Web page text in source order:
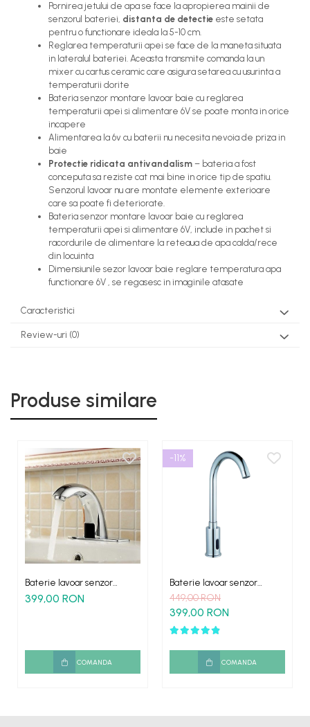
Pornirea jetului de apa se face la apropierea mainii de
senzorul bateriei, distanta de detectie este setata
pentru o functionare ideala la 5-10 cm.
Reglarea temperaturii apei se face de la maneta situata
in lateralul bateriei. Aceasta transmite comanda la un
mixer cu cartus ceramic care asigura setarea cu usurinta a
temperaturii dorite
Bateria senzor montare lavoar baie cu reglarea
temperaturii apei si alimentare 6V se poate monta in orice
incapere
Alimentarea la 6v cu baterii nu necesita nevoia de priza in
baie
Protectie ridicata antivandalism – bateria a fost
conceputa sa reziste cat mai bine in orice tip de spatiu.
Senzorul lavoar nu are montate elemente exterioare
care sa poate fi deteriorate.
Bateria senzor montare lavoar baie cu reglarea
temperaturii apei si alimentare 6V, include in pachet si
racordurile de alimentare la reteaua de apa calda/rece
din locuinta
Dimensiunile sezor lavoar baie reglare temperatura apa
functionare 6V , se regasesc in imaginile atasate
Caracteristici
Review-uri (0)
Produse similare
Baterie lavoar senzor
Europe actionare automata
399,00 RON
COMANDA
-11%
Baterie lavoar senzor
HighFlow profesionala
449,00 RON
399,00 RON
COMANDA